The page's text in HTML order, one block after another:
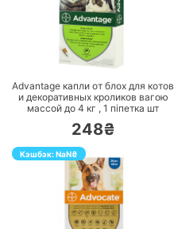
ПЕРЕЙТИ
Advantage капли от блох для котов
и декоративных кроликов вагою
массой до 4 кг , 1 піпетка шт
248₴
Кэшбэк:NaN₴